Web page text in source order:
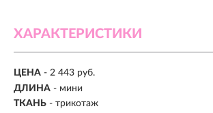
ХАРАКТЕРИСТИКИ
ЦЕНА - 2 443 руб.
ДЛИНА - мини
ТКАНЬ - трикотаж